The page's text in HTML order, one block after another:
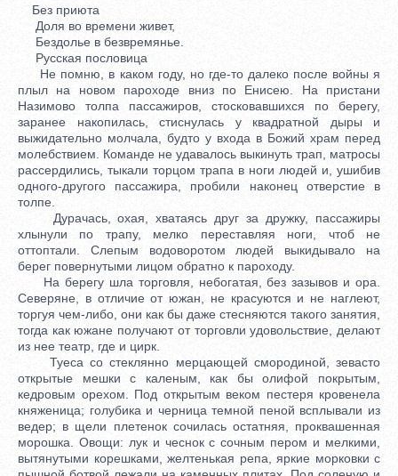
Без приюта
Доля во времени живет,
Бездолье в безвремянье.
Русская пословица
Не помню, в каком году, но где-то далеко после войны я
плыл на новом пароходе вниз по Енисею. На пристани
Назимово толпа пассажиров, стосковавшихся по берегу,
заранее накопилась, стиснулась у квадратной дыры и
выжидательно молчала, будто у входа в Божий храм перед
молебствием. Команде не удавалось выкинуть трап, матросы
рассердились, тыкали торцом трапа в ноги людей и, ушибив
одного-другого пассажира, пробили наконец отверстие в
толпе.
Дурачась, охая, хватаясь друг за дружку, пассажиры
хлынули по трапу, мелко переставляя ноги, чтоб не
оттоптали. Слепым водоворотом людей выкидывало на
берег повернутыми лицом обратно к пароходу.
На берегу шла торговля, небогатая, без зазывов и ора.
Северяне, в отличие от южан, не красуются и не наглеют,
торгуя чем-либо, они как бы даже стесняются такого занятия,
тогда как южане получают от торговли удовольствие, делают
из нее театр, где и цирк.
Туеса со стеклянно мерцающей смородиной, зевасто
открытые мешки с каленым, как бы олифой покрытым,
кедровым орехом. Под открытым веком пестеря кровенела
княженица; голубика и черница темной пеной всплывали из
ведер; в щели плетенок сочилась остатняя, проквашенная
морошка. Овощи: лук и чеснок с сочным пером и мелкими,
вытянутыми корешками, желтенькая репа, яркие морковки с